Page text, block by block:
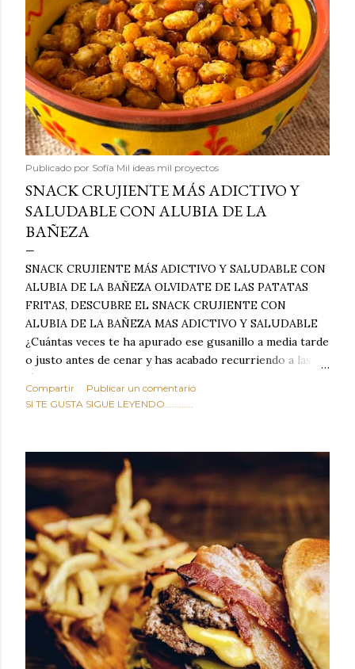
Publicado por Sofía Mil ideas mil proyectos
SNACK CRUJIENTE MÁS ADICTIVO Y
SALUDABLE CON ALUBIA DE LA
BAÑEZA
SNACK CRUJIENTE MÁS ADICTIVO Y SALUDABLE CON
ALUBIA DE LA BAÑEZA OLVIDATE DE LAS PATATAS
FRITAS, DESCUBRE EL SNACK CRUJIENTE CON
ALUBIA DE LA BAÑEZA MAS ADICTIVO Y SALUDABLE
¿Cuántas veces te ha apurado ese gusanillo a media tarde
o justo antes de cenar y has acabado recurriendo a las
típicas patatas de bolsa, frutos secos fritos o snacks
ultraprocesados llenos de grasas saturadas y sodio?
sabroso, con ese toque tostado y crujiente que tanto nos
satisface. Estas alubias crujientes al horno van a cambiar
por completo tu forma de ver las legumbres. Olvídate de
asociar las alubias únicamente a los guisos tradicionales y
copiosos de invierno. Con esta receta simple pero
revolucionaria, transformaremos un ingrediente tan
humilde como la alubia de La Bañeza en un snack ligero,
dorado, cargado de proteína y 100% natural. Es el
sustituto perfecto a los frutos se...
Compartir
Publicar un comentario
SI TE GUSTA SIGUE LEYENDO............